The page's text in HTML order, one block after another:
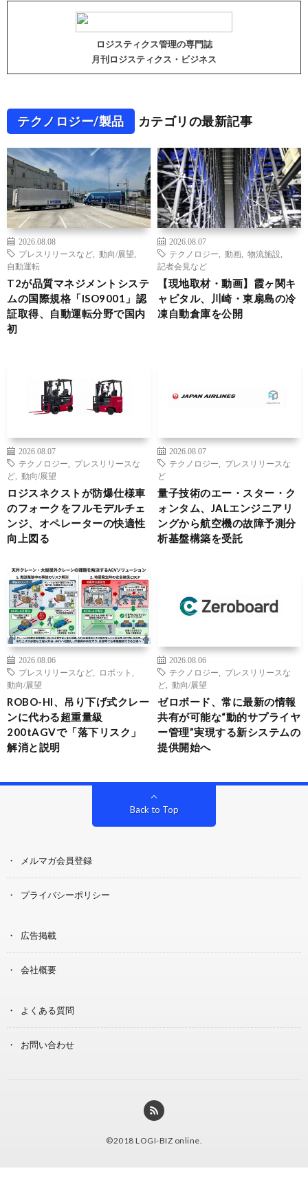
ロジスティクス管理の専門誌
月刊ロジスティクス・ビジネス
テクノロジー/製品 カテゴリの最新記事
2026.08.08
プレスリリースなど
動向/展望
自動運転
T2が品質マネジメントシステ
ムの国際規格「ISO9001」認
証取得、自動運転分野で国内
初
2026.08.07
テクノロジー
動画 物流施設
記者会見など
【現地取材・動画】霞ヶ関キ
ャピタル、川崎・東扇島の冷
凍自動倉庫を公開
2026.08.07
テクノロジー
プレスリリースな
ど
動向/展望
ロジスネクストが防爆仕様車
のフォークをフルモデルチェ
ンジ、オペレーターの快適性
向上図る
2026.08.07
テクノロジー
プレスリリースな
ど
量子技術のエー・スター・ク
ォンタム、JALエンジニアリ
ングから航空機の故障予測分
析基盤構築を受託
2026.08.06
プレスリリースなど
ロボット
動向/展望
ROBO-HI、吊り下げ式クレー
ンに代わる超重量級
200tAGVで「落下リスク」
解消と説明
2026.08.06
テクノロジー
プレスリリースな
ど
動向/展望
ゼロボード、常に最新の情報
共有が可能な“動的サプライヤ
ー管理”実現する新システムの
提供開始へ
Back to Top
メルマガ会員登録
プライバシーポリシー
広告掲載
会社概要
よくある質問
お問い合わせ
©2018 LOGI-BIZ online.